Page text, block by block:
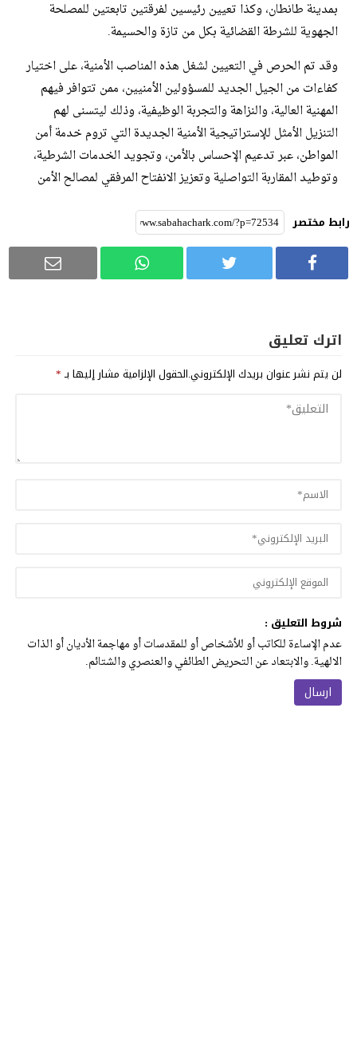
بمدينة طانطان، وكذا تعيين رئيسين لفرقتين تابعتين للمصلحة
الجهوية للشرطة القضائية بكل من تازة والحسيمة.
وقد تم الحرص في التعيين لشغل هذه المناصب الأمنية، على اختيار
كفاءات من الجيل الجديد للمسؤولين الأمنيين، ممن تتوافر فيهم
المهنية العالية، والنزاهة والتجربة الوظيفية، وذلك ليتسنى لهم
التنزيل الأمثل للإستراتيجية الأمنية الجديدة التي تروم خدمة أمن
المواطن، عبر تدعيم الإحساس بالأمن، وتجويد الخدمات الشرطية،
وتوطيد المقاربة التواصلية وتعزيز الانفتاح المرفقي لمصالح الأمن
رابط مختصر
اترك تعليق
لن يتم نشر عنوان بريدك الإلكتروني.الحقول الإلزامية مشار إليها بـ*
شروط التعليق :
عدم الإساءة للكاتب أو للأشخاص أو للمقدسات أو مهاجمة الأديان أو الذات
الالهية. والابتعاد عن التحريض الطائفي والعنصري والشتائم.